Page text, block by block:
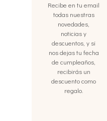
Recibe en tu email
todas nuestras
novedades,
noticias y
descuentos, y si
nos dejas tu fecha
de cumpleaños,
recibirás un
descuento como
regalo.